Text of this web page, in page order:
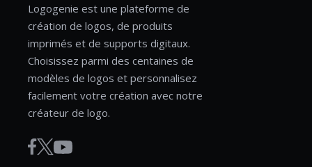
Logogenie est une plateforme de
création de logos, de produits
imprimés et de supports digitaux.
Choisissez parmi des centaines de
modèles de logos et personnalisez
facilement votre création avec notre
créateur de logo.